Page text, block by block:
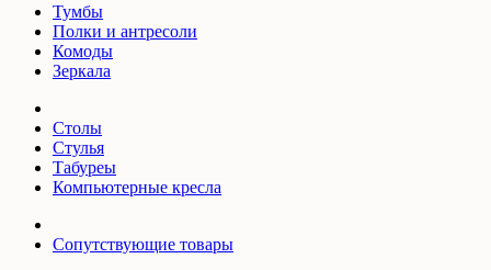
Тумбы
Полки и антресоли
Комоды
Зеркала
Столы
Стулья
Табуреы
Компьютерные кресла
Сопутствующие товары